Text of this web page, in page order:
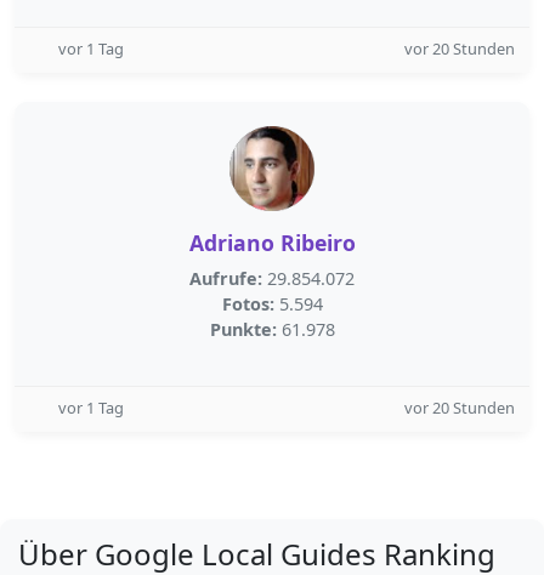
vor 1 Tag vor 20 Stunden
Adriano Ribeiro
Aufrufe: 29.854.072
Fotos: 5.594
Punkte: 61.978
vor 1 Tag vor 20 Stunden
Über Google Local Guides Ranking